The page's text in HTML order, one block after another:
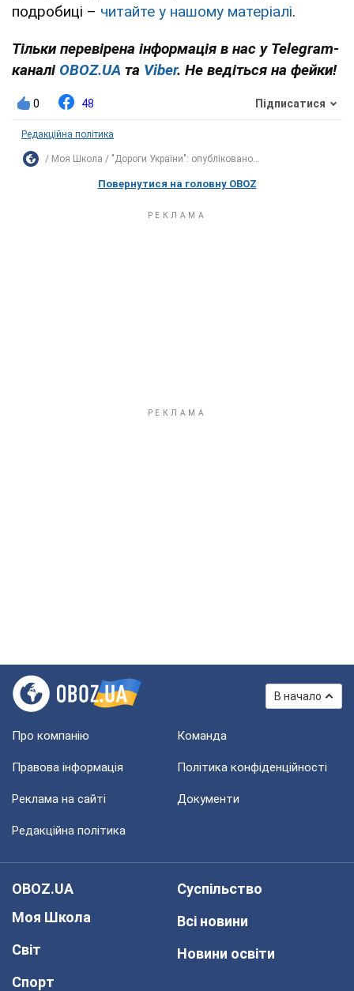
подробиці – читайте у нашому матеріалі.
Тільки перевірена інформація в нас у Telegram-
каналі OBOZ.UA та Viber. Не ведіться на фейки!
0 48 Підписатися
Редакційна політика
Моя Школа "Дороги України": опубліковано...
Повернутися на головну OBOZ
В начало
Про компанію Команда
Правова інформація Політика конфіденційності
Реклама на сайті Документи
Редакційна політика
OBOZ.UA
Моя Школа
Світ
Спорт
Суспільство
Всі новини
Новини освіти